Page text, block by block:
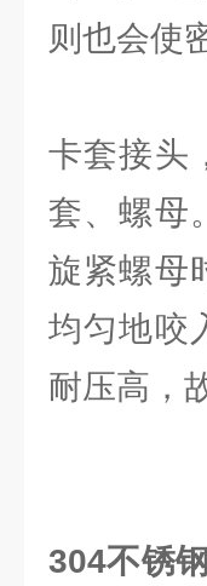
则也会使
卡套接头
套、螺母
旋紧螺母
均匀地咬
耐压高，
304不锈